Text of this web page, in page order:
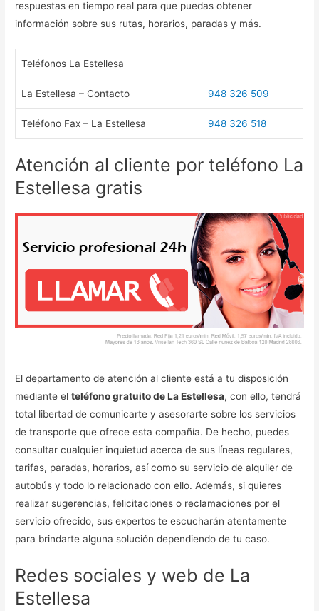
respuestas en tiempo real para que puedas obtener
información sobre sus rutas, horarios, paradas y más.
Teléfonos La Estellesa
La Estellesa – Contacto 948 326 509
Teléfono Fax – La Estellesa 948 326 518
Atención al cliente por teléfono La
Estellesa gratis
El departamento de atención al cliente está a tu disposición
mediante elteléfono gratuito de La Estellesa, con ello, tendrá
total libertad de comunicarte y asesorarte sobre los servicios
de transporte que ofrece esta compañía. De hecho, puedes
consultar cualquier inquietud acerca de sus líneas regulares,
tarifas, paradas, horarios, así como su servicio de alquiler de
autobús y todo lo relacionado con ello. Además, si quieres
realizar sugerencias, felicitaciones o reclamaciones por el
servicio ofrecido, sus expertos te escucharán atentamente
para brindarte alguna solución dependiendo de tu caso.
Redes sociales y web de La
Estellesa